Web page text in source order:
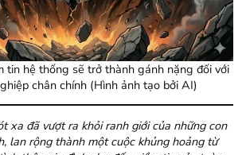
tin hệ thống sẽ trở thành gánh nặng đối với
chân chính (Hình ảnh tạo bởi AI)
xa đã vượt ra khỏi ranh giới của những con
lan rộng thành một cuộc khủng hoảng từ